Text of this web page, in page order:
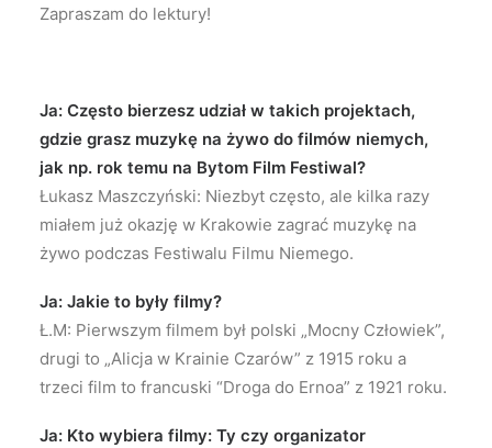
Zapraszam do lektury!
Ja: Często bierzesz udział w takich projektach,
gdzie grasz muzykę na żywo do filmów niemych,
jak np. rok temu na Bytom Film Festiwal?
Łukasz Maszczyński: Niezbyt często, ale kilka razy
miałem już okazję w Krakowie zagrać muzykę na
żywo podczas Festiwalu Filmu Niemego.
Ja: Jakie to były filmy?
Ł.M: Pierwszym filmem był polski „Mocny Człowiek”,
drugi to „Alicja w Krainie Czarów” z 1915 roku a
trzeci film to francuski “Droga do Ernoa” z 1921 roku.
Ja: Kto wybiera filmy: Ty czy organizator